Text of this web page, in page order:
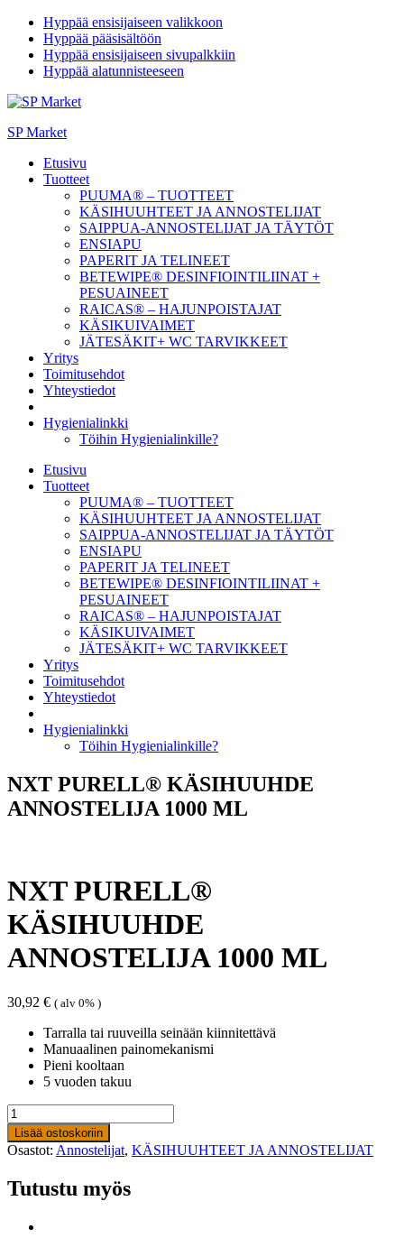
Hyppää ensisijaiseen valikkoon
Hyppää pääsisältöön
Hyppää ensisijaiseen sivupalkkiin
Hyppää alatunnisteeseen
SP Market
Etusivu
Tuotteet
PUUMA® – TUOTTEET
KÄSIHUUHTEET JA ANNOSTELIJAT
SAIPPUA-ANNOSTELIJAT JA TÄYTÖT
ENSIAPU
PAPERIT JA TELINEET
BETEWIPE® DESINFIOINTILIINAT +
PESUAINEET
RAICAS® – HAJUNPOISTAJAT
KÄSIKUIVAIMET
JÄTESÄKIT+ WC TARVIKKEET
Yritys
Toimitusehdot
Yhteystiedot
Hygienialinkki
Töihin Hygienialinkille?
Etusivu
Tuotteet
PUUMA® – TUOTTEET
KÄSIHUUHTEET JA ANNOSTELIJAT
SAIPPUA-ANNOSTELIJAT JA TÄYTÖT
ENSIAPU
PAPERIT JA TELINEET
BETEWIPE® DESINFIOINTILIINAT +
PESUAINEET
RAICAS® – HAJUNPOISTAJAT
KÄSIKUIVAIMET
JÄTESÄKIT+ WC TARVIKKEET
Yritys
Toimitusehdot
Yhteystiedot
Hygienialinkki
Töihin Hygienialinkille?
NXT PURELL® KÄSIHUUHDE
ANNOSTELIJA 1000 ML
NXT PURELL®
KÄSIHUUHDE
ANNOSTELIJA 1000 ML
30,92 € ( alv 0% )
Tarralla tai ruuveilla seinään kiinnitettävä
Manuaalinen painomekanismi
Pieni kooltaan
5 vuoden takuu
NXT
PURELL®
KÄSIHUUHDE
ANNOSTELIJA
ML
Lisää ostoskoriin
Osastot: Annostelijat, KÄSIHUUHTEET JA ANNOSTELIJAT
Tutustu myös